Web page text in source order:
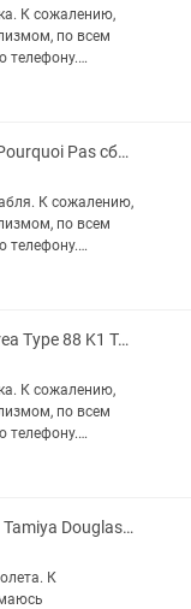
К сожалению,
по всем
телефону.
в комплект не
Модель корабля Pourquoi Pas сборная масштабная корабль масштаб 1/100 Звезда
К сожалению,
по всем
телефону.
в комплект не
Модель танка Korea Type 88 K1 Trumpeter 1/35 сборная масштабная танк 1 35
К сожалению,
по всем
телефону.
в комплект не
Модель самолета Tamiya Douglas F4D-1 Skyray 1/72 сборная масштабная самолет
К